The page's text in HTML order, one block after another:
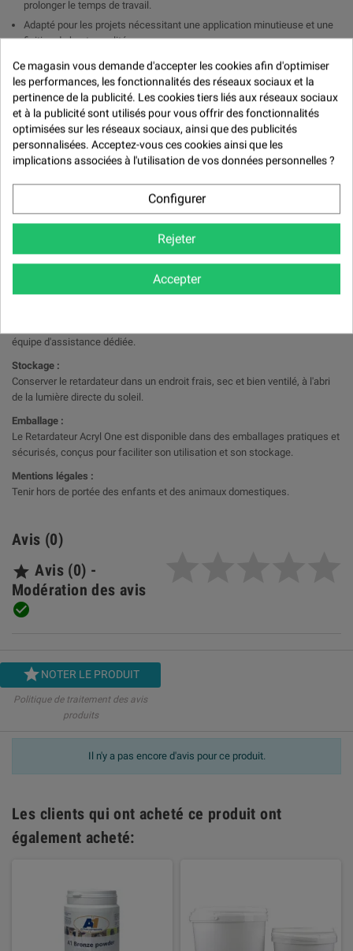
prolonger le temps de travail.
Adapté pour les projets nécessitant une application minutieuse et une
finition de haute qualité.
Idéal pour les travaux de peinture artistique, les revêtements de
meubles et les projets artisanaux nécessitant une manipulation
précise.
Mode d'emploi:
Mélanger le Retardateur Acryl One avec la résine acrylique selon les
proportions recommandées.
ou d'un pistolet à peinture, en travaillant de manière uniforme.
Contrôler le temps de travail en ajustant la quantité de retardateur
ajoutée au mélange, selon les besoins spécifiques du projet.
Laisser sécher complètement selon les conditions ambiantes et les
spécifications du produit.
Suivre les instructions spécifiques du fabricant de la résine acrylique
équipe d'assistance dédiée.
Stockage :
Conserver le retardateur dans un endroit frais, sec et bien ventilé, à l'abri
de la lumière directe du soleil.
Emballage :
Le Retardateur Acryl One est disponible dans des emballages pratiques et
sécurisés, conçus pour faciliter son utilisation et son stockage.
Mentions légales :
Tenir hors de portée des enfants et des animaux domestiques.
Avis (0)
 Avis (0) -
Modération des avis

NOTER LE PRODUIT
Politique de traitement des avis
produits
Il n'y a pas encore d'avis pour ce produit.
Les clients qui ont acheté ce produit ont
également acheté:
Ce magasin vous demande d'accepter les cookies afin d'optimiser
les performances, les fonctionnalités des réseaux sociaux et la
pertinence de la publicité. Les cookies tiers liés aux réseaux sociaux
et à la publicité sont utilisés pour vous offrir des fonctionnalités
optimisées sur les réseaux sociaux, ainsi que des publicités
personnalisées. Acceptez-vous ces cookies ainsi que les
implications associées à l'utilisation de vos données personnelles ?
Configurer
Rejeter
Accepter